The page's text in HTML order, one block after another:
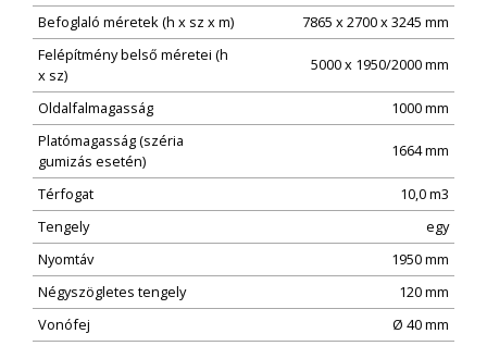
Befoglaló méretek (h x sz x m)
7865 x 2700 x 3245 mm
Felépítmény belső méretei (h
x sz)
5000 x 1950/2000 mm
Oldalfalmagasság
1000 mm
Platómagasság (széria
gumizás esetén)
1664 mm
Térfogat
10,0 m3
Tengely
egy
Nyomtáv
1950 mm
Négyszögletes tengely
120 mm
Vonófej
Ø 40 mm